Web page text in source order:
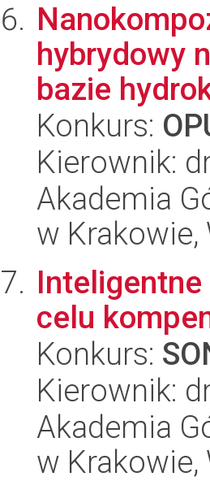
hybrydowy
bazie
Konkurs:
Kierownik:
Akademia
w Krakowie,
celu
Konkurs:
Kierownik:
Akademia
w Krakowie,